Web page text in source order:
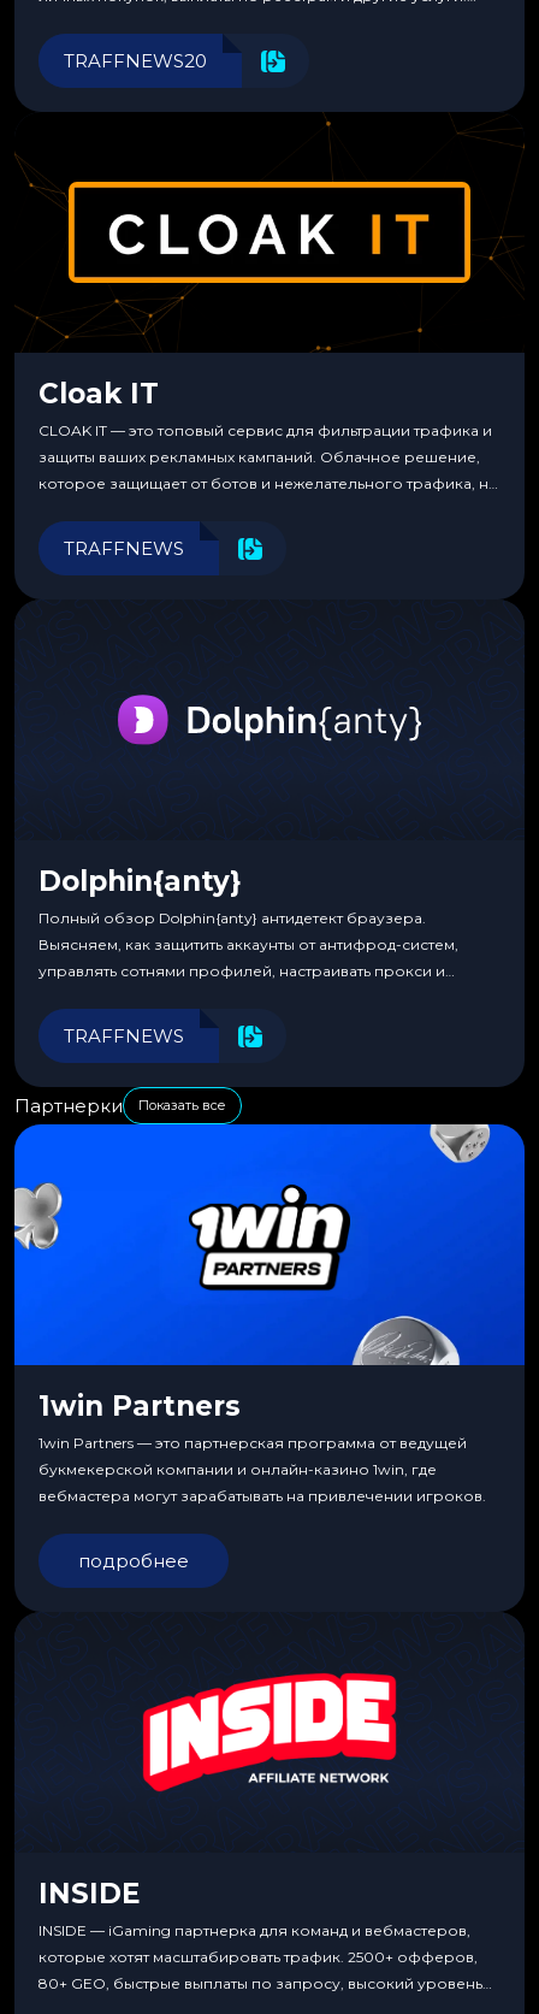
инструменты для управления финансами.
TRAFFNEWS20
Cloak IT
CLOAK IT — это топовый сервис для фильтрации трафика и
защиты ваших рекламных кампаний. Облачное решение,
которое защищает от ботов и нежелательного трафика, не
программирования.
TRAFFNEWS
Dolphin{anty}
Полный обзор Dolphin{anty} антидетект браузера.
Выясняем, как защитить аккаунты от антифрод-систем,
управлять сотнями профилей, настраивать прокси и
эффективности.
TRAFFNEWS
Партнерки Показать все
1win Partners
1win Partners — это партнерская программа от ведущей
букмекерской компании и онлайн-казино 1win, где
вебмастера могут зарабатывать на привлечении игроков.
подробнее
INSIDE
INSIDE — iGaming партнерка для команд и вебмастеров,
которые хотят масштабировать трафик. 2500+ офферов,
80+ GEO, быстрые выплаты по запросу, высокий уровень